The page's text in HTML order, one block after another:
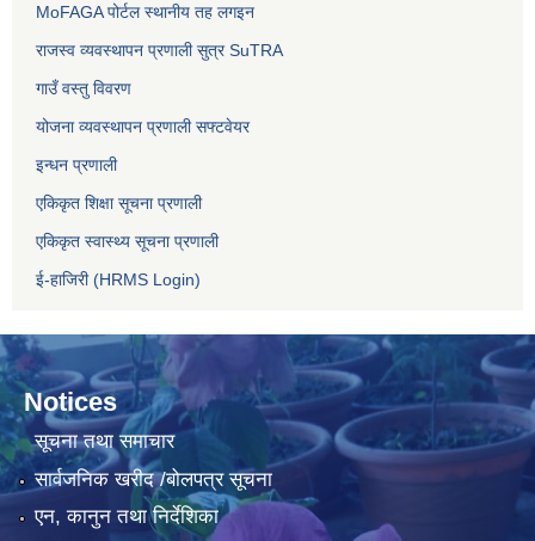
MoFAGA पोर्टल स्थानीय तह लगइन
राजस्व व्यवस्थापन प्रणाली सुत्र SuTRA
गाउँ वस्तु विवरण
योजना व्यवस्थापन प्रणाली सफ्टवेयर
इन्धन प्रणाली
एकिकृत शिक्षा सूचना प्रणाली
एकिकृत स्वास्थ्य सूचना प्रणाली
ई-हाजिरी (HRMS Login)
Notices
सूचना तथा समाचार
सार्वजनिक खरीद /बोलपत्र सूचना
एन, कानुन तथा निर्देशिका